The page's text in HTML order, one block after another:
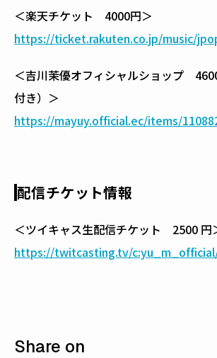
＜楽天チケット 4000円＞
https://ticket.rakuten.co.jp/music/
＜吉川茉優オフィシャルショップ
付き）＞
https://mayuy.official.ec/items/
配信チケット情報
＜ツイキャス生配信チケット 2500 円
https://twitcasting.tv/
Share on